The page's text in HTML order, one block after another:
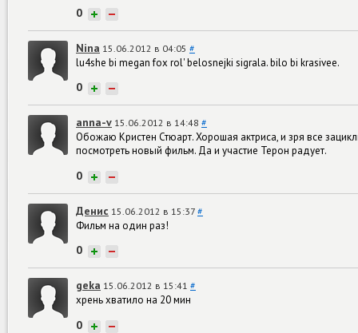
0 + −
Nina 15.06.2012 в 04:05 #
lu4she bi megan fox rol' belosnejki sigrala. bilo bi krasivee.
0 + −
anna-v 15.06.2012 в 14:48 #
Обожаю Кристен Стюарт. Хорошая актриса, и зря все
посмотреть новый фильм. Да и участие Терон радует.
0 + −
Денис 15.06.2012 в 15:37 #
Фильм на один раз!
0 + −
geka 15.06.2012 в 15:41 #
хрень хватило на 20 мин
0 + −